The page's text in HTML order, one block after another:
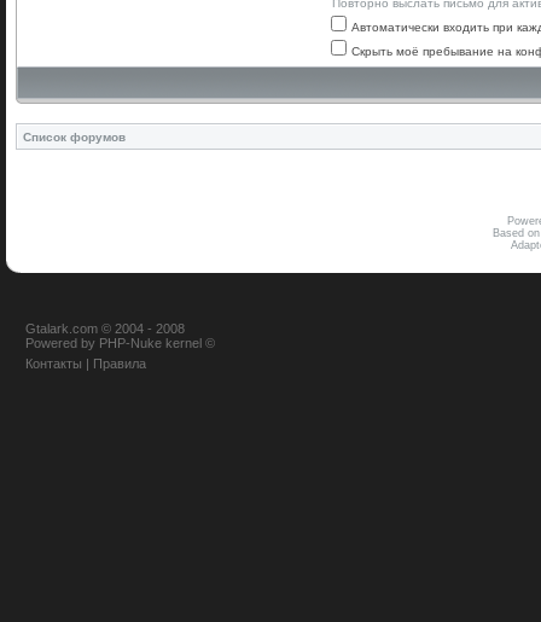
Повторно выслать письмо для
Автоматически входить при
Скрыть моё пребывание на
Список форумов
Based
Gtalark.com © 2004 - 2008
Powered by PHP-Nuke kernel ©
Контакты | Правила